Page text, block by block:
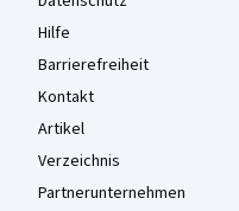
Hilfe
Barrierefreiheit
Kontakt
Artikel
Verzeichnis
Partnerunternehmen